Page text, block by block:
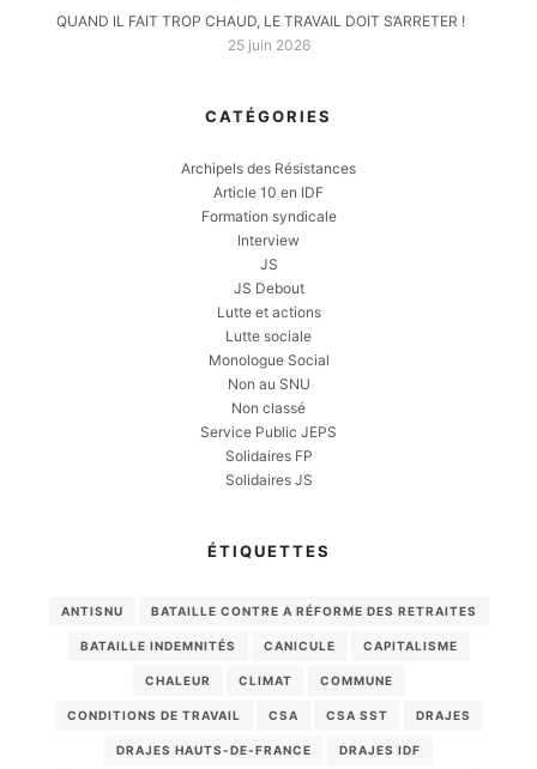
QUAND IL FAIT TROP CHAUD, LE TRAVAIL DOIT S’ARRETER !
25 juin 2026
CATÉGORIES
Archipels des Résistances
Article 10 en IDF
Formation syndicale
Interview
JS
JS Debout
Lutte et actions
Lutte sociale
Monologue Social
Non au SNU
Non classé
Service Public JEPS
Solidaires FP
Solidaires JS
ÉTIQUETTES
ANTISNU BATAILLE CONTRE A RÉFORME DES RETRAITES
BATAILLE INDEMNITÉS CANICULE CAPITALISME
CHALEUR CLIMAT COMMUNE
CONDITIONS DE TRAVAIL CSA CSA SST DRAJES
DRAJES HAUTS-DE-FRANCE DRAJES IDF